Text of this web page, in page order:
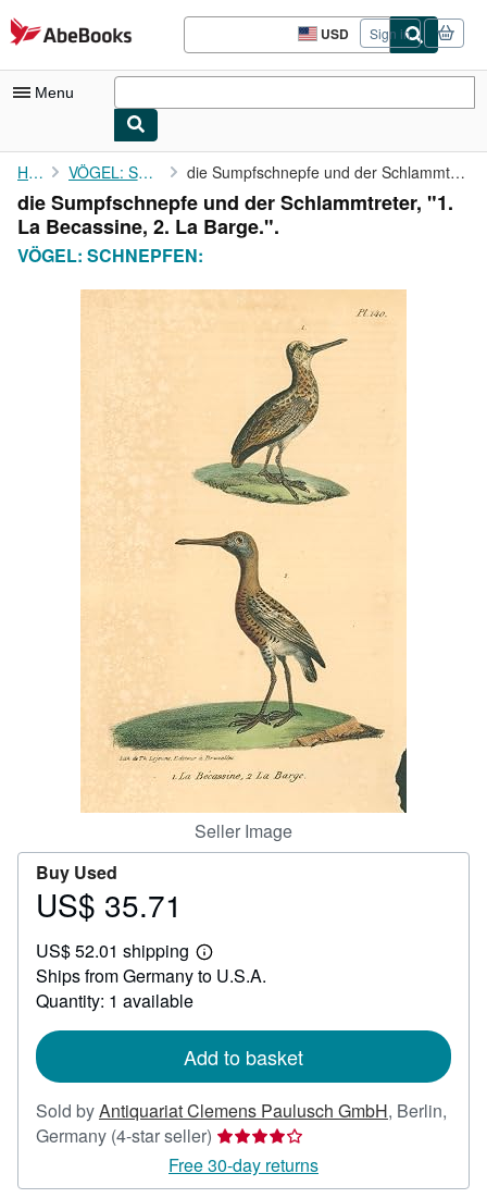
Skip to main content
AbeBooks.com USD
Site
shopping
Sign in
Menu
My Account
My Purchases
Advanced Search
Browse Collections
CLOSE
Home VÖGEL: SCHNEPFEN: die Sumpfschnepfe und der Schlammtreter, "1. La Becassine, 2. La...
die Sumpfschnepfe und der Schlammtreter, "1.
La Becassine, 2. La Barge.".
VÖGEL: SCHNEPFEN:
Seller Image
Buy Used
Price
35.71
US$ 35.71
US$ 52.01 shipping
Learn
more
Ships from Germany to U.S.A.
Quantity: 1 available
Add to basket
Sold byAntiquariat Clemens Paulusch GmbH, Berlin,
Germany (4-star seller) Seller
rating
4
Free 30-day returns